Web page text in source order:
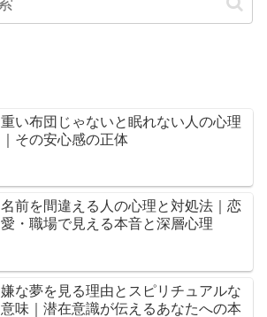
重い布団じゃないと眠れない人の心理
｜その安心感の正体
名前を間違える人の心理と対処法｜恋
愛・職場で見える本音と深層心理
嫌な夢を見る理由とスピリチュアルな
意味｜潜在意識が伝えるあなたへの本